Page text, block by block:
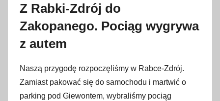
Z Rabki-Zdrój do
Zakopanego. Pociąg wygrywa
z autem
Naszą przygodę rozpoczęliśmy w Rabce-Zdrój.
Zamiast pakować się do samochodu i martwić o
parking pod Giewontem, wybraliśmy pociąg